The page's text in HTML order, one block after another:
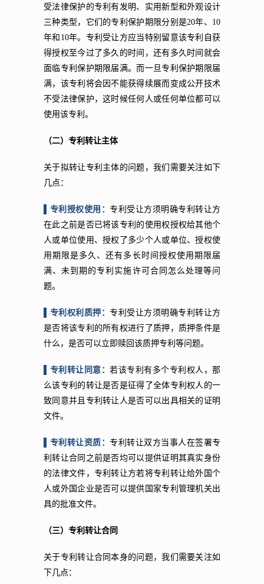
受法律保护的专利有发明、实用新型和外观设计
三种类型，它们的专利保护期限分别是20年、10
年和10年。专利受让方应当特别留意该专利自获
得授权至今过了多久的时间，还有多久时间就会
面临专利保护期限届满。而一旦专利保护期限届
满，该专利将会因不能获得续展而变成公开技术
不受法律保护，这时候任何人 或任何单位都可以
使用该专利。
（二）专利转让主体
关于拟转让专利主体的问题，我们需要关注如下
几点：
▌专利授权使用： 专利受让方须明确专利转让方
在此之前是否已将该专利的使用权授权给其他个
人或单位使用、授权了多少个人或单位、授权使
用期限是多久、还有多长时间授权使用期限届
满、未到期的专利实施许可合同怎么处理等问
题。
▌专利权利质押： 专利受让方须明确专利转让方
是否将该专利的所有权进行了质押，质押条件是
什么，是否可以立即赎回该质押专利等问题。
▌专利转让同意： 若该专利有多个专利权人，那
么该专利的转让是否是征得了全体专利权人的一
致同意并且专利转让人是否可以出具相关的证明
文件。
▌专利转让资质： 专利转让双方当事人在签署专
利转让合同之前是否均可以提供证明其真实身份
的法律文件，专利转让方若将专利转让给外国个
人或外国企业是否可以提供国家专利管理机关出
具的批准文件。
（三）专利转让合同
关于专利转让合同本身的问题，我们需要关注如
下几点：